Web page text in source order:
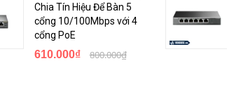
kiệm năng lượng, giúp giảm tiêu thụ điện năng
HP Aruba 2930F-
Chia Tín Hiệu Để Bàn 5
cổng 10/100Mbps với 4
cổng PoE
610.000₫ 800.000₫